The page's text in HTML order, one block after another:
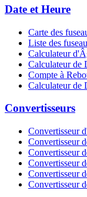
Date et Heure
Carte des
Liste des
Calculateur
Calculateur de
Compte à
Calculateur de
Convertisseurs
Convertisseur
Convertisseur
Convertisseur
Convertisseur
Convertisseur
Convertisseur